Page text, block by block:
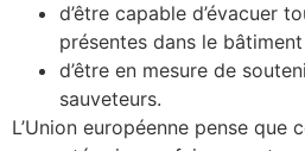
d’être capable d’évacuer
présentes dans le
d’être en mesure de
sauveteurs.
L’Union européenne pense